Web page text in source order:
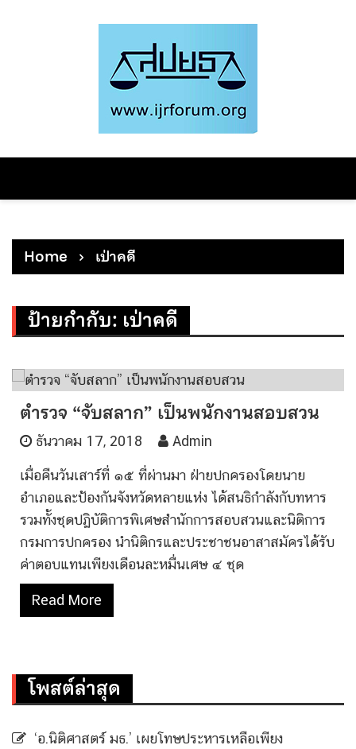
Home เป่าคดี
ป้ายกำกับ: เป่าคดี
ตำรวจ “จับสลาก” เป็นพนักงานสอบสวน
ธันวาคม 17, 2018 Admin
เมื่อคืนวันเสาร์ที่ ๑๕ ที่ผ่านมา ฝ่ายปกครองโดยนาย
อำเภอและป้องกันจังหวัดหลายแห่ง ได้สนธิกำลังกับทหาร
รวมทั้งชุดปฏิบัติการพิเศษสำนักการสอบสวนและนิติการ
กรมการปกครอง นำนิติกรและประชาชนอาสาสมัครได้รับ
ค่าตอบแทนเพียงเดือนละหมื่นเศษ ๔ ชุด
Read More
โพสต์ล่าสุด
‘อ.นิติศาสตร์ มธ.’ เผยโทษประหารเหลือเพียง